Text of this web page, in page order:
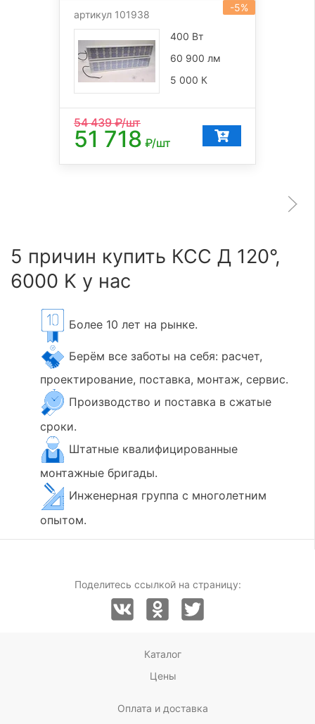
-5%
артикул 101938
400 Вт
60 900 лм
5 000 К
54 439₽/шт
51 718 ₽/шт
5 причин купить КСС Д 120°,
6000 K у нас
Более 10 лет на рынке.
Берём все заботы на себя: расчет,
проектирование, поставка, монтаж, сервис.
Производство и поставка в сжатые
сроки.
Штатные квалифицированные
монтажные бригады.
Инженерная группа с многолетним
опытом.
Поделитесь ссылкой на страницу:
Каталог
Цены
Оплата и доставка